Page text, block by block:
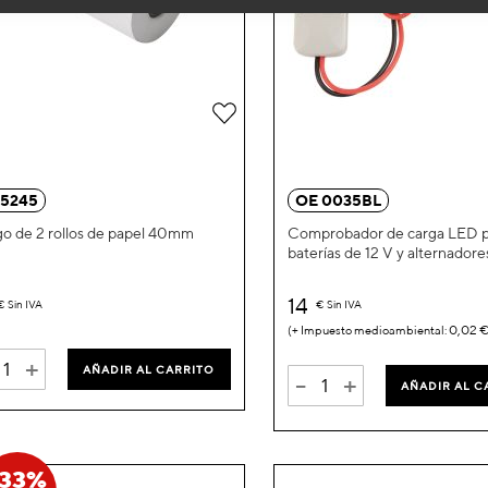
de 2 rollos de papel 40mm
Sin IVA
+ AÑADIR AL CARRITO
Añadir
OE 0035BL
Comprobador de carga LED
baterías de 12 V y
14 € Sin IVA
0,02 €
- + AÑADIR AL